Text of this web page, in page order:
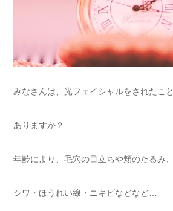
みなさんは、光フェイシャルをされたこと
ありますか？
年齢により、毛穴の目立ちや頬のたるみ、
シワ・ほうれい線・ニキビなどなど…